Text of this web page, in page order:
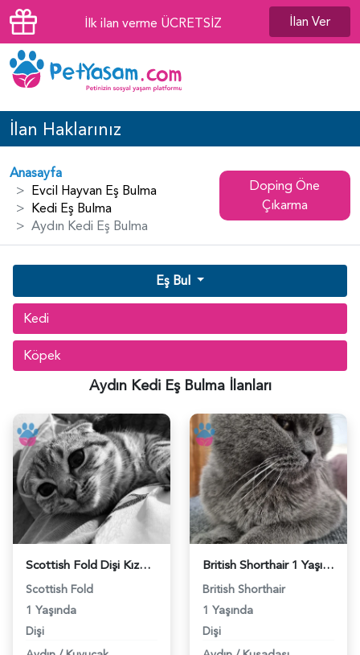
İlk ilan verme ÜCRETSİZ İlan Ver
İlan Haklarınız
Anasayfa
Evcil Hayvan Eş Bulma
Kedi Eş Bulma
Aydın Kedi Eş Bulma
Doping Öne
Çıkarma
Eş Bul
Kedi
Köpek
Aydın Kedi Eş Bulma İlanları
Scottish Fold Dişi Kızgınlıkta - 118984544
Scottish Fold
1 Yaşında
Dişi
British Shorthair 1 Yaşında Dişi Kızgınlıkta - 118984349
British Shorthair
1 Yaşında
Dişi